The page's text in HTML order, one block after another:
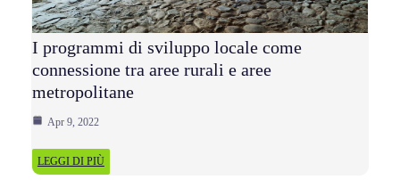
I programmi di sviluppo locale come
connessione tra aree rurali e aree
metropolitane
Apr 9, 2022
LEGGI DI PIÙ